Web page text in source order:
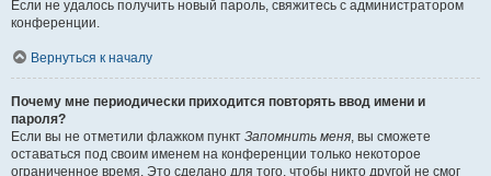
Если не удалось получить новый пароль, свяжитесь с администратором
конференции.
Вернуться к началу
Почему мне периодически приходится повторять ввод имени и
пароля?
Если вы не отметили флажком пункт Запомнить меня, вы сможете
оставаться под своим именем на конференции только некоторое
ограниченное время. Это сделано для того, чтобы никто другой не смог